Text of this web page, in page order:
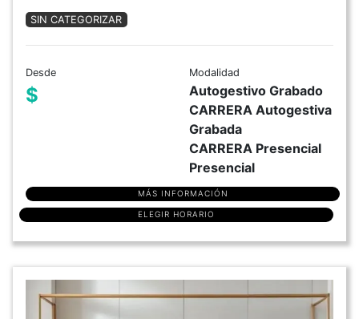
SIN CATEGORIZAR
Desde
$
Modalidad
Autogestivo Grabado
CARRERA Autogestiva
Grabada
CARRERA Presencial
Presencial
MÁS INFORMACIÓN
ELEGIR HORARIO